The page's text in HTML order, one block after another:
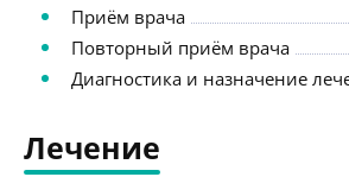
Приём врача
Повторный приём врача
Диагностика и назначение
Лечение